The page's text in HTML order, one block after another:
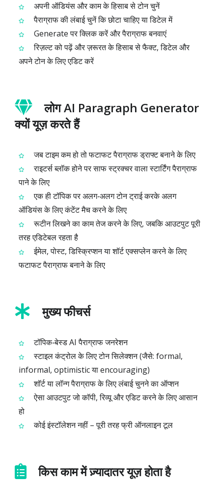
अपनी ऑडियंस और काम के हिसाब से टोन चुनें
पैराग्राफ की लंबाई चुनें कि छोटा चाहिए या डिटेल में
Generate पर क्लिक करें और पैराग्राफ बनवाएं
रिज़ल्ट को पढ़ें और ज़रूरत के हिसाब से फैक्ट, डिटेल और
अपने टोन के लिए एडिट करें
लोग AI Paragraph Generator
क्यों यूज़ करते हैं
जब टाइम कम हो तो फटाफट पैराग्राफ ड्राफ्ट बनाने के लिए
राइटर्स ब्लॉक होने पर साफ स्ट्रक्चर वाला स्टार्टिंग पैराग्राफ
पाने के लिए
एक ही टॉपिक पर अलग‑अलग टोन ट्राई करके अलग
ऑडियंस के लिए कंटेंट मैच करने के लिए
रूटीन लिखने का काम तेज करने के लिए, जबकि आउटपुट पूरी
तरह एडिटेबल रहता है
ईमेल, पोस्ट, डिस्क्रिप्शन या शॉर्ट एक्सप्लेन करने के लिए
फटाफट पैराग्राफ बनाने के लिए
मुख्य फीचर्स
टॉपिक‑बेस्ड AI पैराग्राफ जनरेशन
स्टाइल कंट्रोल के लिए टोन सिलेक्शन (जैसे: formal,
informal, optimistic या encouraging)
शॉर्ट या लॉन्ग पैराग्राफ के लिए लंबाई चुनने का ऑप्शन
ऐसा आउटपुट जो कॉपी, रिव्यू और एडिट करने के लिए आसान
हो
कोई इंस्टॉलेशन नहीं – पूरी तरह फ्री ऑनलाइन टूल
किस काम में ज़्यादातर यूज़ होता है